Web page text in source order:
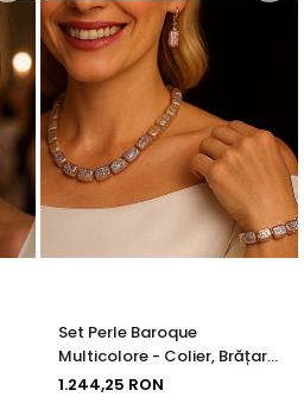
Set Perle Baroque
Multicolore - Colier, Brățară
și Cercei, Argint 925 |
1.244,25 RON